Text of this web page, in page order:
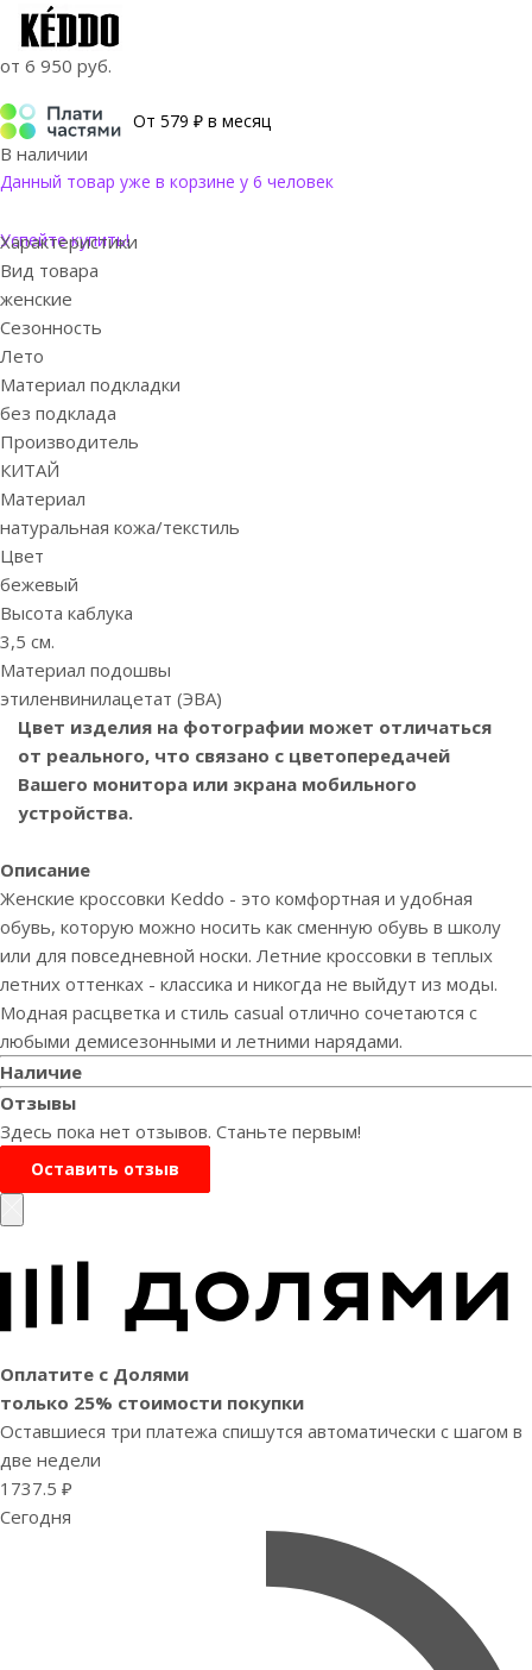
от 6 950 руб.
От 579 ₽ в месяц
В наличии
Данный товар уже в корзине у 6 человек
Успейте купить!
Характеристики
Вид товара
женские
Сезонность
Лето
Материал подкладки
без подклада
Производитель
КИТАЙ
Материал
натуральная кожа/текстиль
Цвет
бежевый
Высота каблука
3,5 см.
Материал подошвы
этиленвинилацетат (ЭВА)
Цвет изделия на фотографии может отличаться
от реального, что связано с цветопередачей
Вашего монитора или экрана мобильного
устройства.
Описание
Женские кроссовки Keddo - это комфортная и удобная
обувь, которую можно носить как сменную обувь в школу
или для повседневной носки. Летние кроссовки в теплых
летних оттенках - классика и никогда не выйдут из моды.
Модная расцветка и стиль casual отлично сочетаются с
любыми демисезонными и летними нарядами.
Наличие
Отзывы
Здесь пока нет отзывов. Станьте первым!
Оставить отзыв
Оплатите с Долями
только 25% стоимости покупки
Оставшиеся три платежа спишутся автоматически с шагом в
две недели
1737.5 ₽
Сегодня